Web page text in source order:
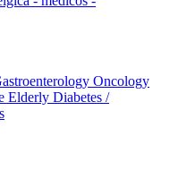
Oncology
Elderly Diabetes /